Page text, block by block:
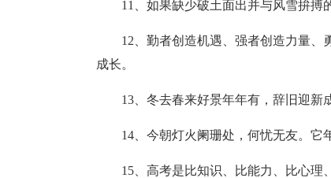
11、如果缺少破土面出并与风雪拚搏
12、勤者创造机遇、强者创造力量
成长。
13、冬去春来好景年年有，辞旧迎新
14、今朝灯火阑珊处，何忧无友。它
15、高考是比知识、比能力、比心理